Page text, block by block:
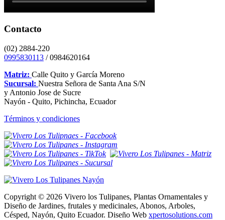
Contacto
(02) 2884-220
0995830113 / 0984620164
Matriz: Calle Quito y García Moreno
Sucursal: Nuestra Señora de Santa Ana S/N
y Antonio Jose de Sucre
Nayón - Quito, Pichincha, Ecuador
Términos y condiciones
Copyright © 2026 Vivero los Tulipanes, Plantas Ornamentales y
Diseño de Jardines, frutales y medicinales, Abonos, Arboles,
Césped, Nayón, Quito Ecuador. Diseño Web xpertosolutions.com